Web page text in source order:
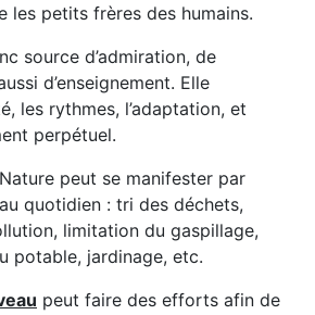
les petits frères des humains.
source d’admiration, de
d’enseignement. Elle
les rythmes, l’adaptation, et
perpétuel.
peut se manifester par
quotidien : tri des déchets,
limitation du gaspillage,
potable, jardinage, etc.
peut faire des efforts afin de